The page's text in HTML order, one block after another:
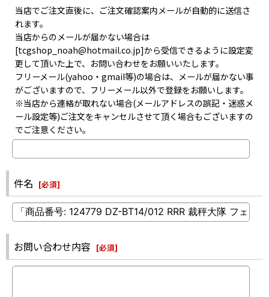
当店でご注文直後に、ご注文確認案内メールが自動的に送信さ
れます。
当店からのメールが届かない場合は
[tcgshop_noah@hotmail.co.jp]から受信できるように設定変
更して頂いた上で、お問い合わせをお願いいたします。
フリーメール(yahoo・gmail等)の場合は、メールが届かない事
がございますので、フリーメール以外で登録をお願いします。
※当店から連絡が取れない場合(メールアドレスの誤記・迷惑メ
ール設定等)ご注文をキャンセルさせて頂く場合もございますの
でご注意ください。
件名 [必須]
お問い合わせ内容 [必須]